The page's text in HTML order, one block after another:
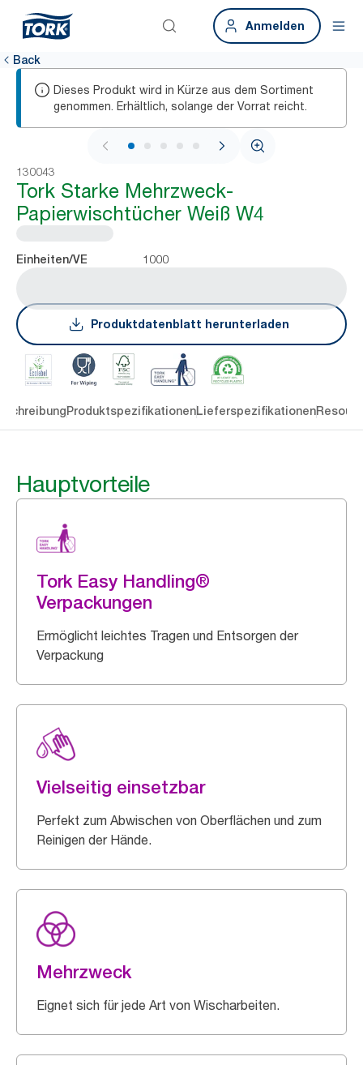
Anmelden
Back
Dieses Produkt wird in Kürze aus dem Sortiment
genommen. Erhältlich, solange der Vorrat reicht.
1 / 5
130043
Tork Starke Mehrzweck-
Papierwischtücher Weiß W4
Einheiten/VE 1000
Produktdatenblatt herunterladen
ProduktspezifikationenLieferspezifikationen
Hauptvorteile
Tork Easy Handling®
Verpackungen
Ermöglicht leichtes Tragen und Entsorgen der
Verpackung
Vielseitig einsetzbar
Perfekt zum Abwischen von Oberflächen und zum
Reinigen der Hände.
Mehrzweck
Eignet sich für jede Art von Wischarbeiten.